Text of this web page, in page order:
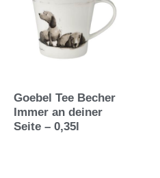
Goebel Tee Becher
Immer an deiner
Seite – 0,35l